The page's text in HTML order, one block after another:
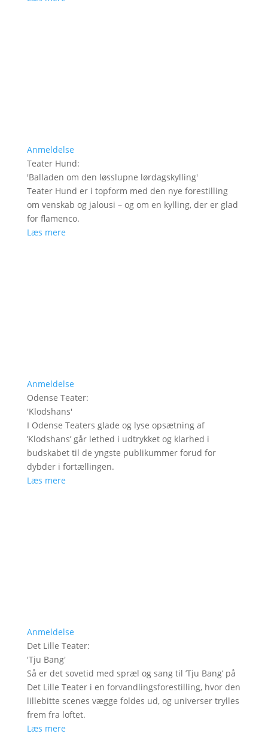
Anmeldelse
Teater Hund:
'Balladen om den løsslupne lørdagskylling'
Teater Hund er i topform med den nye forestilling
om venskab og jalousi – og om en kylling, der er glad
for flamenco.
Læs mere
Anmeldelse
Odense Teater:
'Klodshans'
I Odense Teaters glade og lyse opsætning af
’Klodshans’ går lethed i udtrykket og klarhed i
budskabet til de yngste publikummer forud for
dybder i fortællingen.
Læs mere
Anmeldelse
Det Lille Teater:
'Tju Bang'
Så er det sovetid med spræl og sang til ’Tju Bang’ på
Det Lille Teater i en forvandlingsforestilling, hvor den
lillebitte scenes vægge foldes ud, og universer trylles
frem fra loftet.
Læs mere